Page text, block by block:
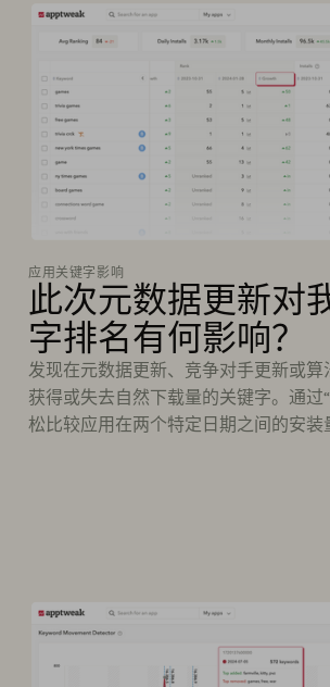
应用关键字影响
此次元数据更新对
字排名有何影响？
发现在元数据更新、竞争对手更新或算
获得或失去自然下载量的关键字。通过
松比较应用在两个特定日期之间的安装